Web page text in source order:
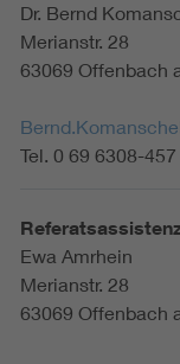
Dr. Bernd
Merianstr. 28
63069 Offenbach
Tel. 0 69 6308-457
Ewa Amrhein
Merianstr. 28
63069 Offenbach